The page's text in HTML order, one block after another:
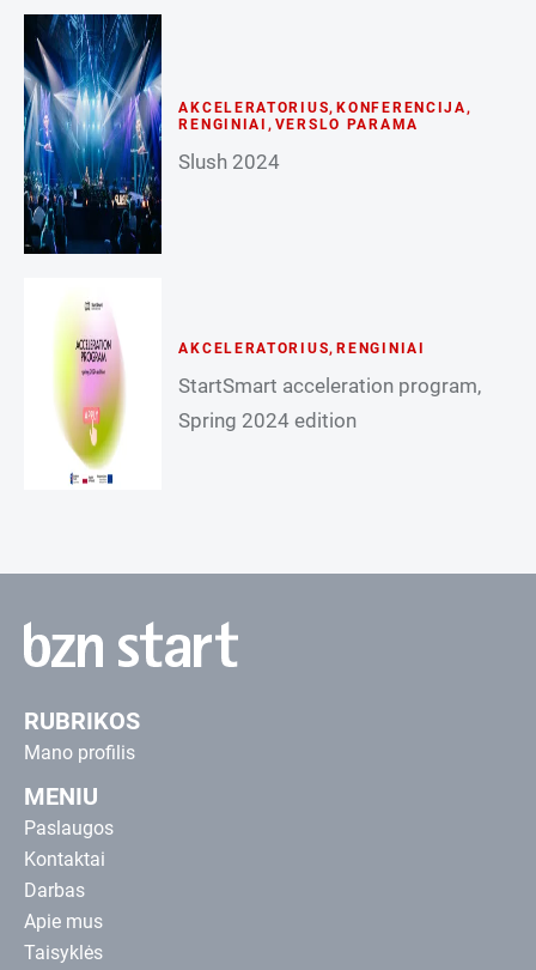
AKCELERATORIUS, KONFERENCIJA,
RENGINIAI , VERSLO PARAMA
Slush 2024
AKCELERATORIUS, RENGINIAI
StartSmart acceleration program,
Spring 2024 edition
RUBRIKOS
Mano profilis
MENIU
Paslaugos
Kontaktai
Darbas
Apie mus
Taisyklės